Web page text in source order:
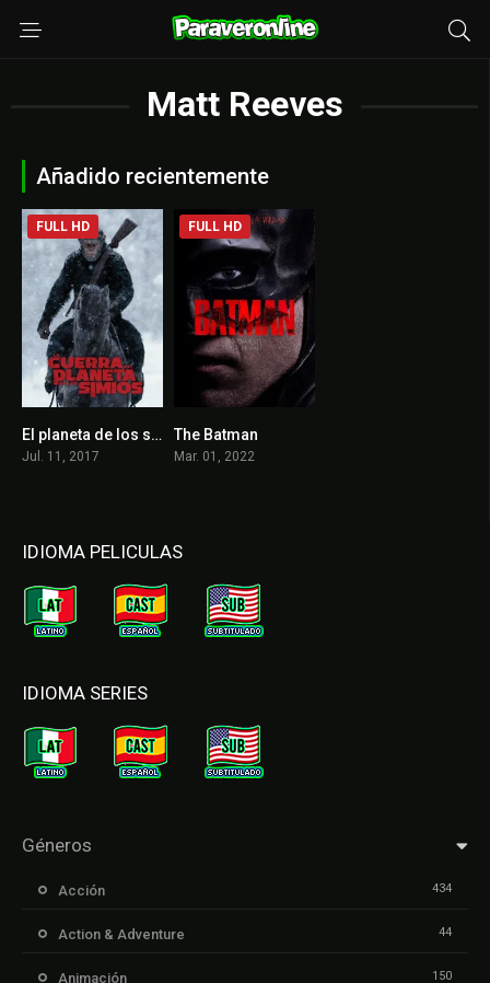
Matt Reeves
Añadido recientemente
7.4
FULL HD
El planeta de los simios: La guerra
Jul. 11, 2017
FULL HD
The Batman
Mar. 01, 2022
IDIOMA PELICULAS
IDIOMA SERIES
Géneros
Acción 434
Action & Adventure 44
Animación 150